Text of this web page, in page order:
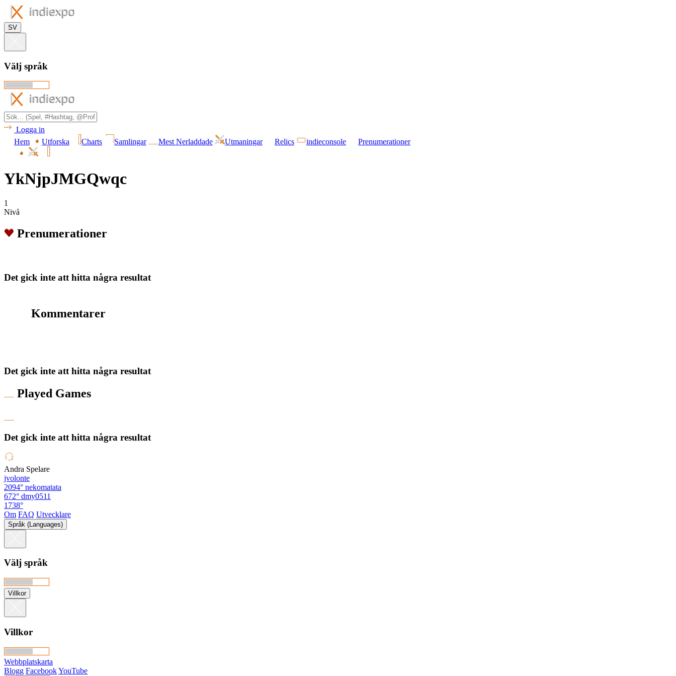
SV
Välj språk
Logga in
Hem
Utforska Charts Samlingar Mest Nerladdade Utmaningar Relics indieconsole Prenumerationer
YkNjpJMGQwqc
1
Nivå
Prenumerationer
Det gick inte att hitta några resultat
Kommentarer
Det gick inte att hitta några resultat
Played Games
Det gick inte att hitta några resultat
Andra Spelare
jvolonte
2094° nekomatata
672° dmy0511
1738°
Om FAQ Utvecklare
Språk (Languages)
Välj språk
Villkor
Villkor
Webbplatskarta
Blogg FacebookYouTube